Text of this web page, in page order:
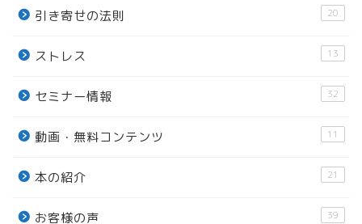
引き寄せの法則 20
ストレス 13
セミナー情報 32
動画・無料コンテンツ 11
本の紹介 21
お客様の声 39